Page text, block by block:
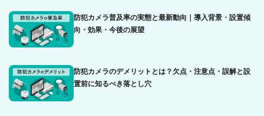
防犯カメラ普及率の実態と最新動向｜導入背景・設置傾
向・効果・今後の展望
防犯カメラのデメリットとは？欠点・注意点・誤解と設
置前に知るべき落とし穴